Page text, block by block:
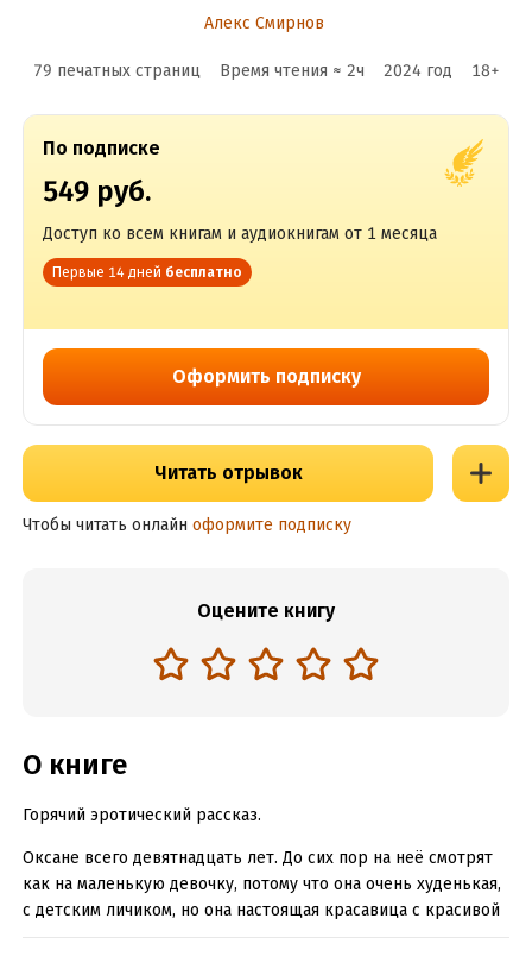
Алекс Смирнов
79 печатных страниц Время чтения ≈ 2ч 2024 год 18+
По подписке
549 руб.
Доступ ко всем книгам и аудиокнигам от 1 месяца
Первые 14 дней бесплатно
Оформить подписку
Читать отрывок
Чтобы читать онлайн оформите подписку
Оцените книгу
О книге
Горячий эротический рассказ.
Оксане всего девятнадцать лет. До сих пор на неё смотрят
как на маленькую девочку, потому что она очень худенькая,
с детским личиком, но она настоящая красавица с красивой